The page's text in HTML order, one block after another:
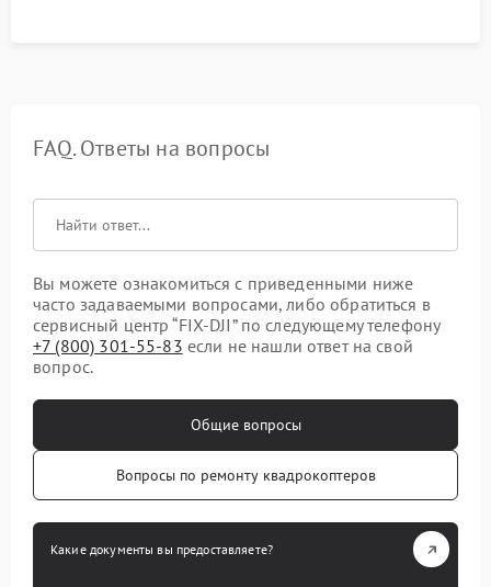
FAQ. Ответы на вопросы
Вы можете ознакомиться с приведенными ниже
часто задаваемыми вопросами, либо обратиться в
сервисный центр “FIX-DJI” по следующему телефону
+7 (800) 301-55-83 если не нашли ответ на свой
вопрос.
Общие вопросы
Вопросы по ремонту квадрокоптеров
Какие документы вы предоставляете?